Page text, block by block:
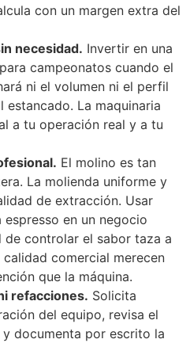
con un margen extra del
necesidad. Invertir en una
campeonatos cuando el
ni el volumen ni el perfil
estancado. La maquinaria
a tu operación real y a tu
El molino es tan
La molienda uniforme y
de extracción. Usar
en un negocio
de controlar el sabor taza a
comercial merecen
que la máquina.
refacciones. Solicita
del equipo, revisa el
documenta por escrito la